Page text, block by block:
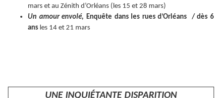
mars et au Zénith d’Orléans (les 15 et 28 mars)
Un amour envolé, Enquête dans les rues d’Orléans / dès 6
ans les 14 et 21 mars
UNE INQUIÉTANTE DISPARITION